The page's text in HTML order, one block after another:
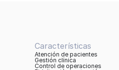
Características
Atención de pacientes
Gestión clínica
Control de operaciones